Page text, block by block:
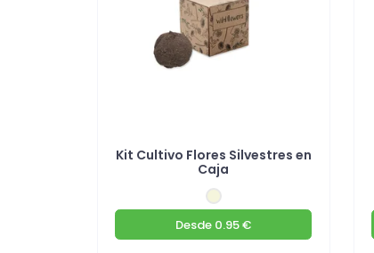
Kit Cultivo Flores Silvestres en
Caja
Desde 0.95 €